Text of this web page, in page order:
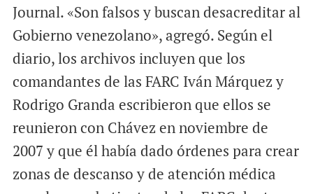
Journal. «Son falsos y buscan desacreditar al
Gobierno venezolano», agregó. Según el
diario, los archivos incluyen que los
comandantes de las FARC Iván Márquez y
Rodrigo Granda escribieron que ellos se
reunieron con Chávez en noviembre de
2007 y que él había dado órdenes para crear
zonas de descanso y de atención médica